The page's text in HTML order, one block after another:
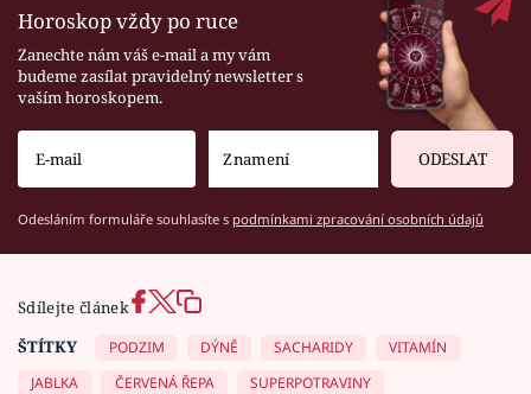
Horoskop vždy po ruce
Zanechte nám váš e-mail a my vám
budeme zasílat pravidelný newsletter s
vaším horoskopem.
ODESLAT
Odesláním formuláře souhlasíte s podmínkami zpracování osobních údajů
Sdílejte článek
ŠTÍTKY
PODZIM DÝNĚ SACHARIDY
VITAMÍN
JABLKA
ČERVENÁ ŘEPA SUPERPOTRAVINY